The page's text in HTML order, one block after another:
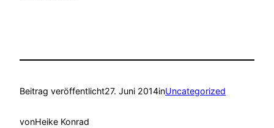
Beitrag veröffentlicht27. Juni 2014inUncategorized
vonHeike Konrad